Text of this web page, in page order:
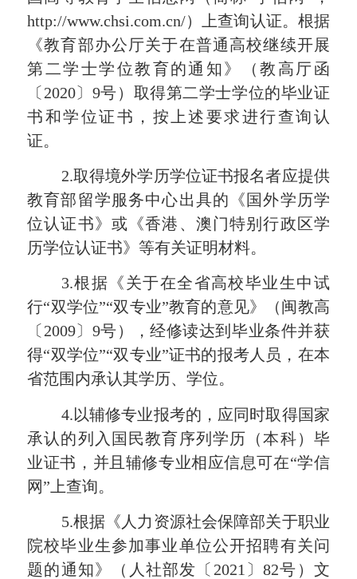
http://www.chsi.com.cn/）上查询认证。根据
《教育部办公厅关于在普通高校继续开展
第二学士学位教育的通知》（教高厅函
〔2020〕9号）取得第二学士学位的毕业证
书和学位证书，按上述要求进行查询认
证。
2.取得境外学历学位证书报名者应提供
教育部留学服务中心出具的《国外学历学
位认证书》或《香港、澳门特别行政区学
历学位认证书》等有关证明材料。
3.根据《关于在全省高校毕业生中试
行“双学位”“双专业”教育的意见》（闽教高
〔2009〕9号），经修读达到毕业条件并获
得“双学位”“双专业”证书的报考人员，在本
省范围内承认其学历、学位。
4.以辅修专业报考的，应同时取得国家
承认的列入国民教育序列学历（本科）毕
业证书，并且辅修专业相应信息可在“学信
网”上查询。
5.根据《人力资源社会保障部关于职业
院校毕业生参加事业单位公开招聘有关问
题的通知》（人社部发〔2021〕82号）文